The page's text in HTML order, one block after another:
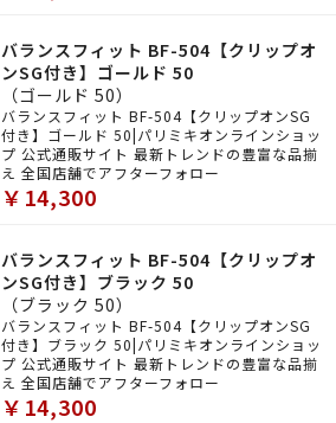
バランスフィット BF-504【クリップオ
ンSG付き】ゴールド 50
（ゴールド 50）
バランスフィット BF-504【クリップオンSG
付き】ゴールド 50|パリミキオンラインショッ
プ 公式通販サイト 最新トレンドの豊富な品揃
え 全国店舗でアフターフォロー
￥14,300
バランスフィット BF-504【クリップオ
ンSG付き】ブラック 50
（ブラック 50）
バランスフィット BF-504【クリップオンSG
付き】ブラック 50|パリミキオンラインショッ
プ 公式通販サイト 最新トレンドの豊富な品揃
え 全国店舗でアフターフォロー
￥14,300